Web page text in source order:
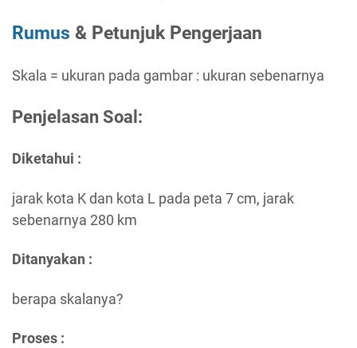
Rumus & Petunjuk Pengerjaan
Skala = ukuran pada gambar : ukuran sebenarnya
Penjelasan Soal:
Diketahui :
jarak kota K dan kota L pada peta 7 cm, jarak
sebenarnya 280 km
Ditanyakan :
berapa skalanya?
Proses :